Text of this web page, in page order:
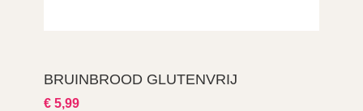
BRUINBROOD GLUTENVRIJ
€ 5,99